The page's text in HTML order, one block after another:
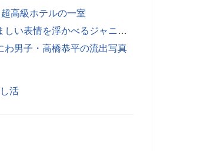
高級ホテルの一室
【被害者提供写真】自宅でJr.との行為に及ぶ前、おぞましい表情を浮かべるジャニー喜多川氏
わ男子・高橋恭平の流出写真
活